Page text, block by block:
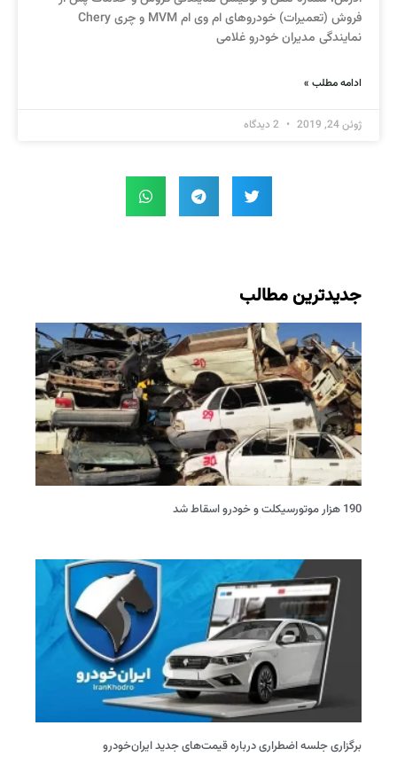
فروش (تعمیرات) خودروهای ام وی ام MVM و چری Chery
نمایندگی مدیران خودرو غلامی
ادامه مطلب »
ژوئن 24, 2019
جدیدترین مطالب
190 هزار موتورسیکلت و خودرو اسقاط شد
برگزاری جلسه اضطراری درباره قیمت‌های جدید ایران‌خودرو